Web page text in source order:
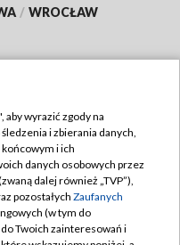
/ WROCŁAW
TVP
wyrazić zgody na
i zbierania danych,
i ich
danych osobowych przez
dalej również „TVP”),
pozostałych Zaufanych
(w tym do
Twoich zainteresowań i